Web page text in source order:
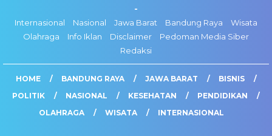
-
Internasional
Nasional Jawa Barat Bandung Raya
Wisata
Olahraga
Info Iklan Disclaimer
Pedoman Media Siber
Redaksi
HOME BANDUNG RAYA JAWA BARAT
BISNIS
POLITIK
NASIONAL KESEHATAN
PENDIDIKAN
OLAHRAGA
WISATA INTERNASIONAL